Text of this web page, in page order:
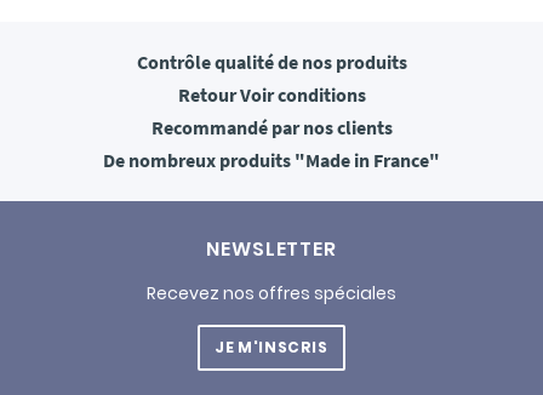
Contrôle qualitéde nos produits
RetourVoir conditions
Recommandépar nos clients
De nombreux produits "Made in France"
NEWSLETTER
Recevez nos offres spéciales
JE M'INSCRIS